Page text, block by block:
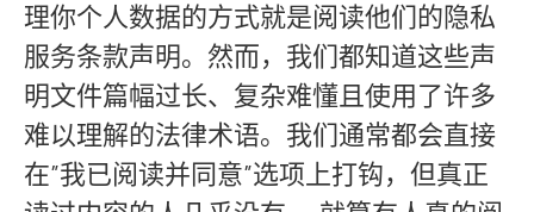
理你个人数据的方式就是阅读他们的隐私
服务条款声明。然而，我们都知道这些声
明文件篇幅过长、复杂难懂且使用了许多
难以理解的法律术语。我们通常都会直接
在”我已阅读并同意”选项上打钩，但真正